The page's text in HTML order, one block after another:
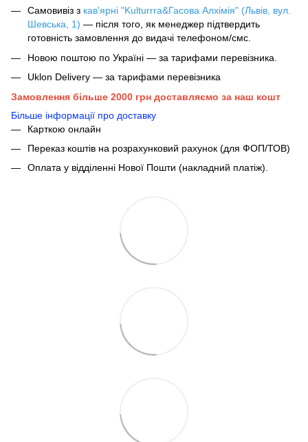
Самовивіз з кав'ярні "Kulturrra&Гасова Алхімія" (Львів, вул.
Шевська, 1) — після того, як менеджер підтвердить
готовність замовлення до видачі телефоном/смс.
Новою поштою по Україні — за тарифами перевізника.
Uklon Delivery — за тарифами перевізника
Замовлення більше 2000 грн доставляємо за наш кошт
Більше інформації про доставку
Карткою онлайн
Переказ коштів на розрахунковий рахунок (для ФОП/ТОВ)
Оплата у відділенні Нової Пошти (накладний платіж).